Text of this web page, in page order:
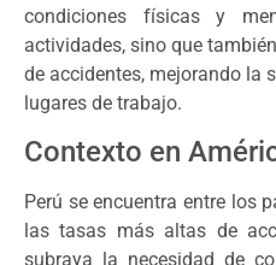
condiciones físicas y
actividades, sino que
de accidentes, mejorando la
lugares de trabajo.
Contexto en
Perú se encuentra entre los
las tasas más altas de
subraya la necesidad de